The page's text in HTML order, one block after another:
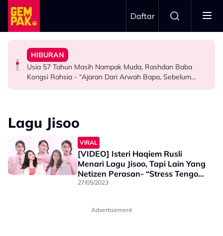
Skip to main content
Daftar
HIBURAN
Bawa Anak Ke Klinik, Syasya Rizal Terkejut Dikenali
Doktor
HIBURAN
Usia 57 Tahun Masih Nampak Muda, Rashdan Baba
Kongsi Rahsia - “Ajaran Dari Arwah Bapa, Sebelum
HIBURAN
Netizen Beri 'Warning' Buat Azeva & A. Aida
SELEBRITI
Kilauan Emas Selebriti: Fazlina Ahmad Daud Elak Nyanyi
Lagu Ogy, Tak Mahu Ada Perbandingan - "Saya Tak Nak
Orang Cakap..."
Lagu Jisoo
VIRAL
[VIDEO] Isteri Haqiem Rusli
Menari Lagu Jisoo, Tapi Lain Yang
Netizen Perasan- “Stress Tengok
Style Rambut Dia, Nampak Tua”
27/05/2023
Advertisement